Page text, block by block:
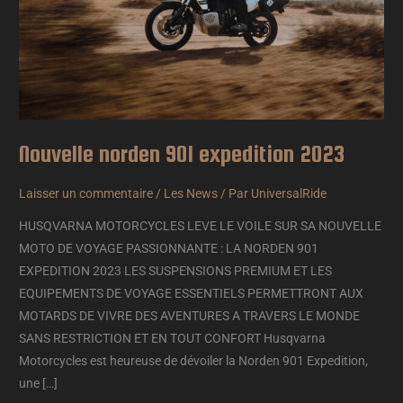
Nouvelle norden 901 expedition 2023
Laisser un commentaire / Les News / Par UniversalRide
HUSQVARNA MOTORCYCLES LEVE LE VOILE SUR SA NOUVELLE
MOTO DE VOYAGE PASSIONNANTE : LA NORDEN 901
EXPEDITION 2023 LES SUSPENSIONS PREMIUM ET LES
EQUIPEMENTS DE VOYAGE ESSENTIELS PERMETTRONT AUX
MOTARDS DE VIVRE DES AVENTURES A TRAVERS LE MONDE
SANS RESTRICTION ET EN TOUT CONFORT Husqvarna
Motorcycles est heureuse de dévoiler la Norden 901 Expedition,
une […]